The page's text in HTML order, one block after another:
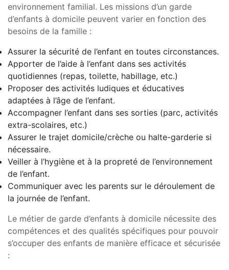
environnement familial. Les missions d’un garde
d’enfants à domicile peuvent varier en fonction des
besoins de la famille :
Assurer la sécurité de l’enfant en toutes circonstances.
Apporter de l’aide à l’enfant dans ses activités
quotidiennes (repas, toilette, habillage, etc.)
Proposer des activités ludiques et éducatives
adaptées à l’âge de l’enfant.
Accompagner l’enfant dans ses sorties (parc, activités
extra-scolaires, etc.)
Assurer le trajet domicile/crèche ou halte-garderie si
nécessaire.
Veiller à l’hygiène et à la propreté de l’environnement
de l’enfant.
Communiquer avec les parents sur le déroulement de
la journée de l’enfant.
Le métier de garde d’enfants à domicile nécessite des
compétences et des qualités spécifiques pour pouvoir
s’occuper des enfants de manière efficace et sécurisée
: